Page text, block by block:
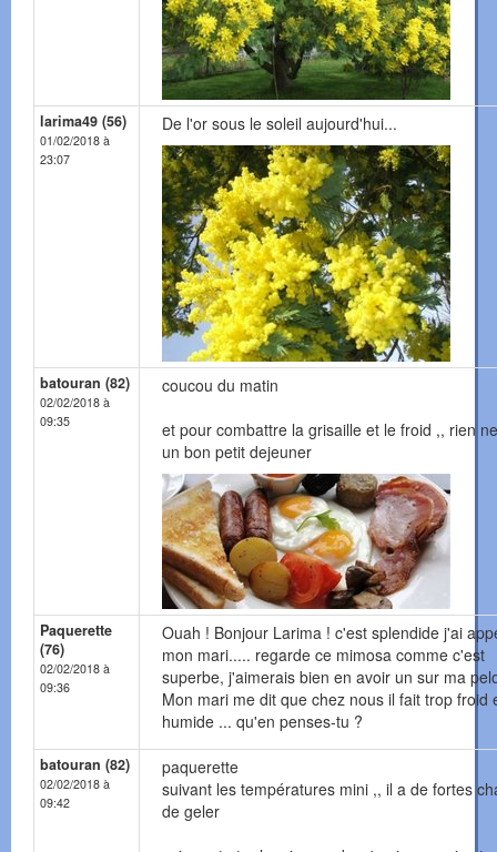
larima49 (56)
01/02/2018 à
23:07
De l'or sous le soleil aujourd'hui...
batouran (82)
02/02/2018 à
09:35
coucou du matin
et pour combattre la grisaille et le froid ,, rien
un bon petit dejeuner
Paquerette
(76)
02/02/2018 à
09:36
Ouah ! Bonjour Larima ! c'est splendide j'ai
mon mari..... regarde ce mimosa comme c'est
superbe, j'aimerais bien en avoir un sur ma
Mon mari me dit que chez nous il fait trop froid
humide ... qu'en penses-tu ?
batouran (82)
02/02/2018 à
09:42
paquerette
suivant les températures mini ,, il a de fortes
de geler